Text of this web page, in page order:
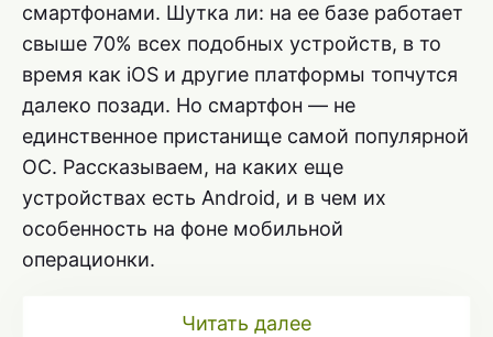
смартфонами. Шутка ли: на ее базе работает
свыше 70% всех подобных устройств, в то
время как iOS и другие платформы топчутся
далеко позади. Но смартфон — не
единственное пристанище самой популярной
ОС. Рассказываем, на каких еще
устройствах есть Android, и в чем их
особенность на фоне мобильной
операционки.
Читать далее